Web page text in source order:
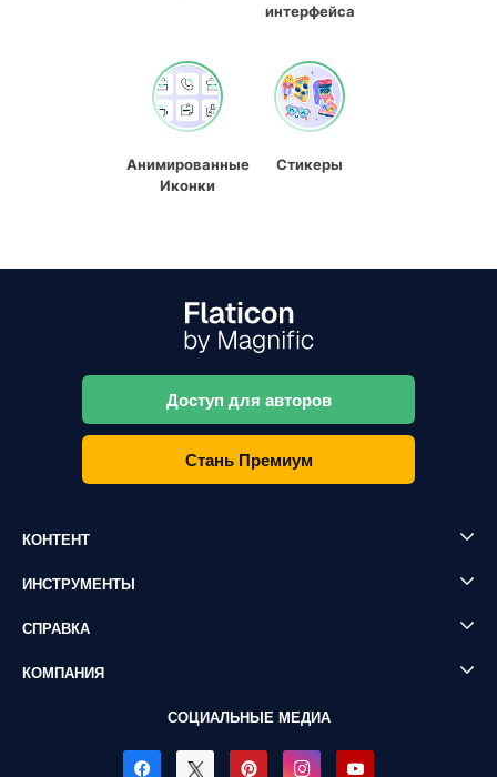
интерфейса
Анимированные
Иконки
Стикеры
Доступ для авторов
Стань Премиум
КОНТЕНТ
ИНСТРУМЕНТЫ
СПРАВКА
КОМПАНИЯ
СОЦИАЛЬНЫЕ МЕДИА